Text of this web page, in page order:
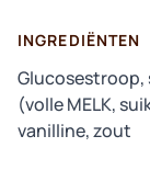
INGREDIËNTEN
Glucosestroop,
(volle MELK,
vanilline, zout